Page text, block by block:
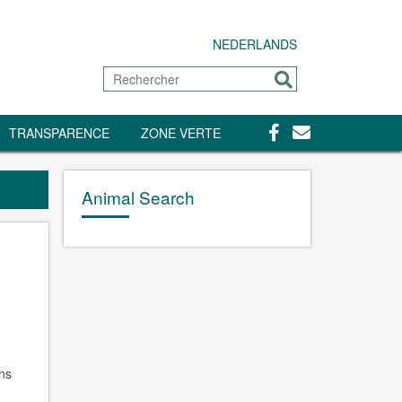
NEDERLANDS
Rechercher
Envoyer
TRANSPARENCE ZONE VERTE Facebook
Contact
Animal Search